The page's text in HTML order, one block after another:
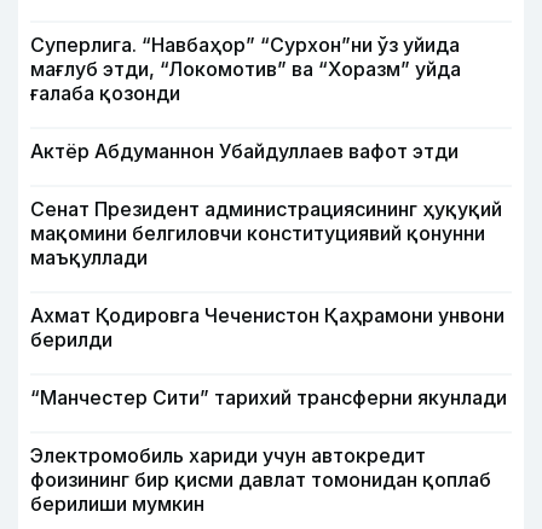
Суперлига. “Навбаҳор” “Сурхон”ни ўз уйида
мағлуб этди, “Локомотив” ва “Хоразм” уйда
ғалаба қозонди
Актёр Абду­маннон Убайдуллаев вафот этди
Сенат Президент администрациясининг ҳуқуқий
мақомини белгиловчи конституциявий қонунни
маъқуллади
Ахмат Қодировга Чеченистон Қаҳрамони унвони
берилди
“Манчестер Сити” тарихий трансферни якунлади
Электромобиль хариди учун автокредит
фоизининг бир қисми давлат томонидан қоплаб
берилиши мумкин